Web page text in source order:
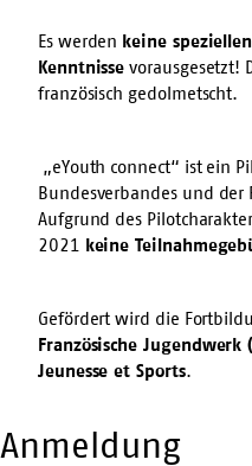
Es werden keine
Kenntnisse vorausgesetzt!
französisch gedolmetscht.
„eYouth connect“ ist ein
Bundesverbandes und der
Aufgrund des
2021 keine
Gefördert wird die
Französische Jugendwerk
Jeunesse et Sports.
Anmeldung